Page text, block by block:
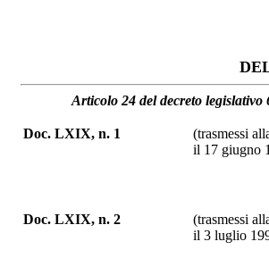
Articolo 24 del decreto legislativo
Doc. LXIX, n. 1
(trasmessi
il 17 giugno
Doc. LXIX, n. 2
(trasmessi
il 3 luglio